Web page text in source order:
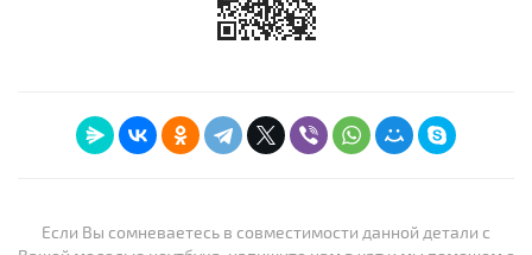
Если Вы сомневаетесь в совместимости данной детали с